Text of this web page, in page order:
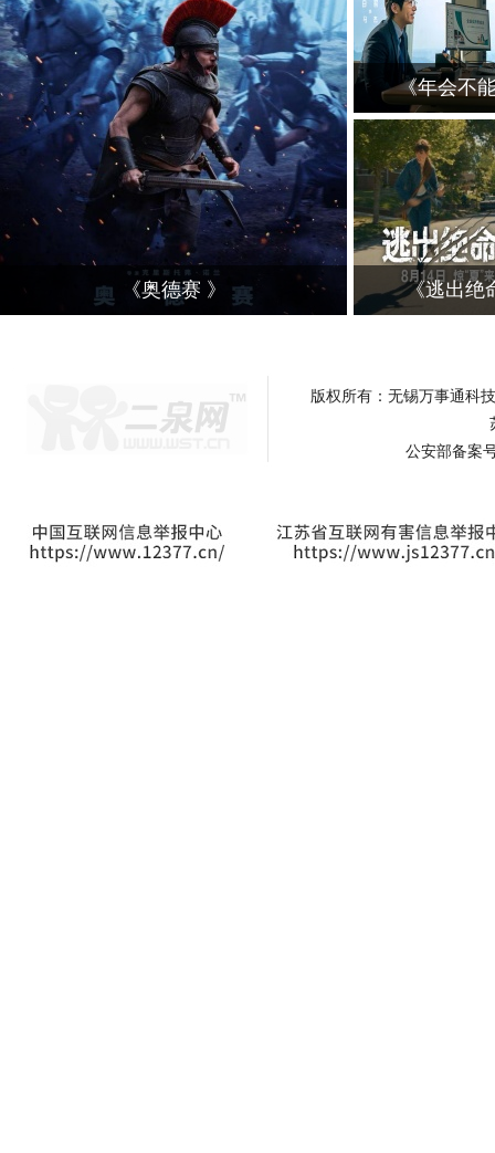
《奥德赛 》
《年会不
.
《逃出绝
版权所有：无锡万事通科
公安部备案